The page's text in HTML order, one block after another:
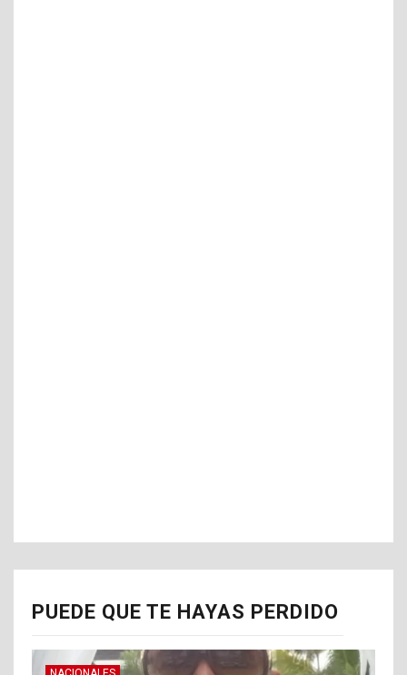
PUEDE QUE TE HAYAS PERDIDO